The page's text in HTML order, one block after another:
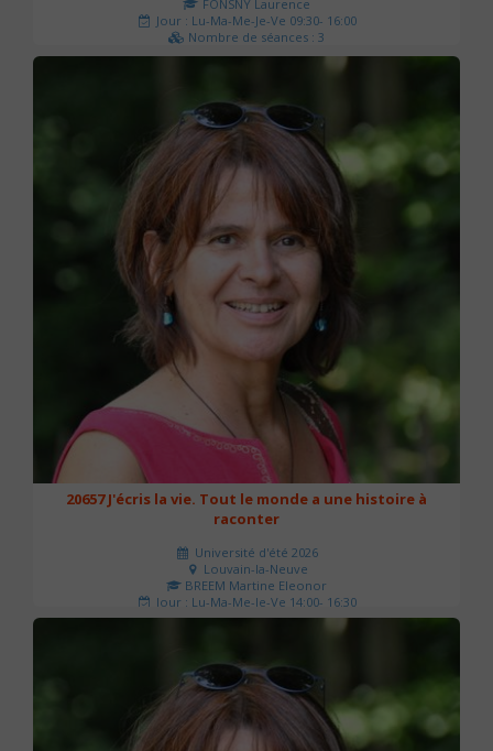
FONSNY Laurence
Jour : Lu-Ma-Me-Je-Ve 09:30- 16:00
Nombre de séances : 3
190 €
20657 J'écris la vie. Tout le monde a une histoire à
raconter
Université d'été 2026
Louvain-la-Neuve
BREEM Martine Eleonor
Jour : Lu-Ma-Me-Je-Ve 14:00- 16:30
Nombre de séances : 3